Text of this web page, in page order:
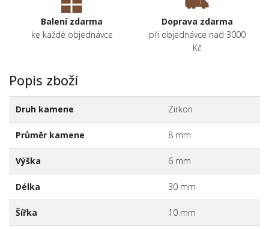
Balení zdarma
ke každé objednávce
Doprava zdarma
při objednávce nad 3000
Kč
Popis zboží
Druh kamene Zirkon
Průměr kamene 8 mm
Výška 6 mm
Délka 30 mm
Šířka 10 mm